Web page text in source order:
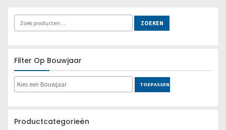
ZOEKEN
Filter Op Bouwjaar
TOEPASSEN
Productcategorieën